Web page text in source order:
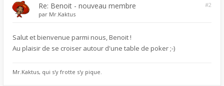
Re: Benoit - nouveau membre
#2
par Mr.Kaktus
Salut et bienvenue parmi nous, Benoit !
Au plaisir de se croiser autour d'une table de poker ;-)
Mr.Kaktus, qui s'y frotte s'y pique.